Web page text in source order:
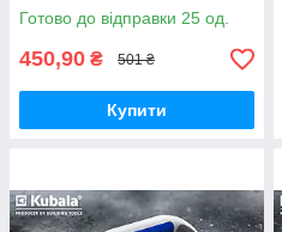
Готово до відправки 25 од.
450,90 ₴ 501 ₴
Купити